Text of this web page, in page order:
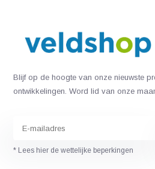
Blijf op de hoogte van onze nieuwste
ontwikkelingen. Word lid van onze
* Lees hier de wettelijke beperkingen